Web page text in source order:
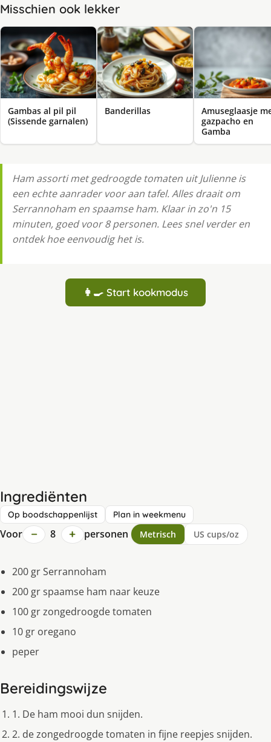
Misschien ook lekker
Gambas al pil pil
(Sissende garnalen)
Banderillas
Amuseglaasje
gazpacho en
Gamba
Ham assorti met gedroogde tomaten uit Julienne is
een echte aanrader voor aan tafel. Alles draait om
Serrannoham en spaamse ham. Klaar in zo'n 15
minuten, goed voor 8 personen. Lees snel verder en
ontdek hoe eenvoudig het is.
👩‍🍳 Start kookmodus
Ingrediënten
Op boodschappenlijst Plan in weekmenu
Voor − 8 + personen Metrisch US cups/oz
200 gr Serrannoham
200 gr spaamse ham naar keuze
100 gr zongedroogde tomaten
10 gr oregano
peper
Bereidingswijze
1. De ham mooi dun snijden.
2. de zongedroogde tomaten in fijne reepjes snijden.